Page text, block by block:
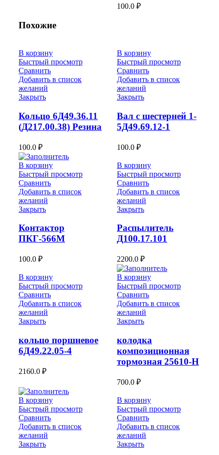
100.0 ₽
Похожие
В корзину
Быстрый просмотр
Сравнить
Добавить в список
желаний
Закрыть
Кольцо 6Д49.36.11
(Д217.00.38) Резина
100.0 ₽
В корзину
Быстрый просмотр
Сравнить
Добавить в список
желаний
Закрыть
Вал с шестерней 1-
5Д49.69.12-1
100.0 ₽
В корзину
Быстрый просмотр
Сравнить
Добавить в список
желаний
Закрыть
Контактор
ПКГ-566М
100.0 ₽
В корзину
Быстрый просмотр
Сравнить
Добавить в список
желаний
Закрыть
Распылитель
Д100.17.101
2200.0 ₽
В корзину
Быстрый просмотр
Сравнить
Добавить в список
желаний
Закрыть
кольцо поршневое
6Д49.22.05-4
2160.0 ₽
В корзину
Быстрый просмотр
Сравнить
Добавить в список
желаний
Закрыть
колодка
композиционная
тормозная 25610-Н
700.0 ₽
В корзину
Быстрый просмотр
Сравнить
Добавить в список
желаний
Закрыть
В корзину
Быстрый просмотр
Сравнить
Добавить в список
желаний
Закрыть